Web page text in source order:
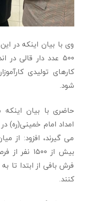
وی با بیان اینکه در
۵۰۰ عدد دار قالی
کارهای تولیدی
شود.
حاضری با بیان
امداد امام خمینی(ره)
می گیرند، افزود: از
بیش از
فرش بافی از ابتدا
کنند.